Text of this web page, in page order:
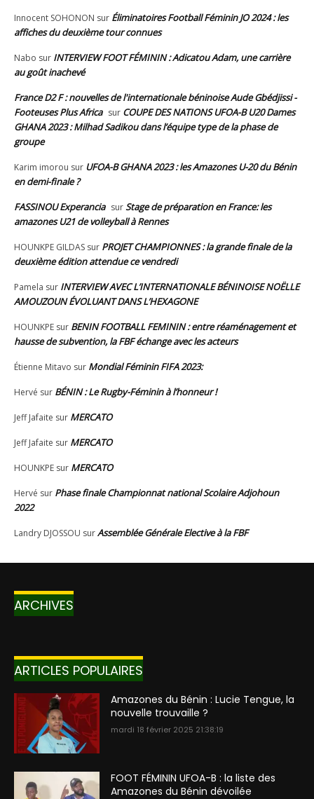
ARCHIVES
ARTICLES POPULAIRES
Amazones du Bénin : Lucie Tengue, la
nouvelle trouvaille ?
mardi 18 février 2025 21:38:19
FOOT FÉMININ UFOA-B : la liste des
Amazones du Bénin dévoilée